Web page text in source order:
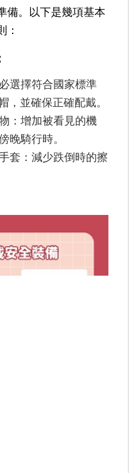
備。以下是幾項基本
：
選擇符合國家標準
，並確保正確配戴。
：增加被看見的機
晚騎行時。
套：減少跌倒時的擦